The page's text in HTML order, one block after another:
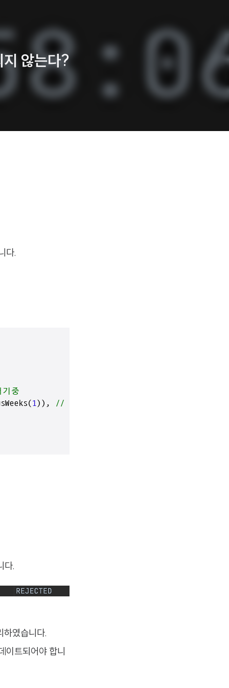
않는다?
다.
중
1)), // 일주일 지남
다.
였습니다.
트되어야 합니